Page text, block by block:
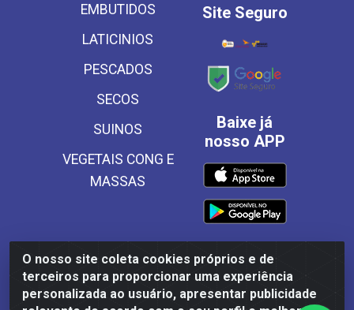
O nosso site coleta cookies próprios e de
terceiros para proporcionar uma experiência
personalizada ao usuário, apresentar publicidade
EMBUTIDOS
LATICINIOS
PESCADOS
SECOS
SUINOS
VEGETAIS CONG E
MASSAS
Site Seguro
Baixe já
nosso APP
Frinscal - Distribuidora e Importadora de Alimentos LTDA -
Rodovia BR 101 Sul Km 187, 310 Galpão - Santa Rosa,
Palmares/PE - CEP 55540-000 - CNPJ 03.504.437/0001-50